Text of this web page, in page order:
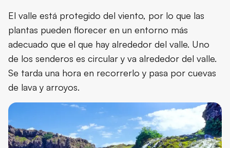
El valle está protegido del viento, por lo que las
plantas pueden florecer en un entorno más
adecuado que el que hay alrededor del valle. Uno
de los senderos es circular y va alrededor del valle.
Se tarda una hora en recorrerlo y pasa por cuevas
de lava y arroyos.